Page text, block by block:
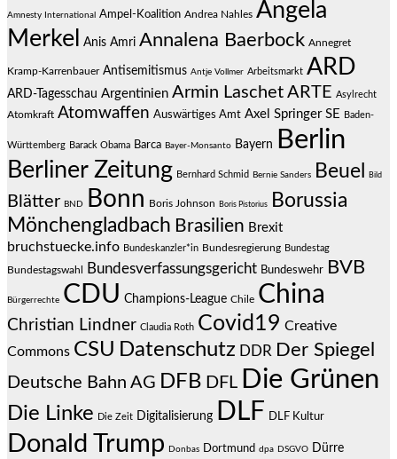
Amnesty International Ampel-Koalition Andrea Nahles Angela
Merkel
Anis Amri Annalena Baerbock Annegret
Kramp-Karrenbauer Antisemitismus Antje Vollmer Arbeitsmarkt ARD
ARD-Tagesschau Argentinien Armin Laschet ARTE Asylrecht
Atomkraft Atomwaffen Auswärtiges Amt Axel Springer SE Baden-
Württemberg Barack Obama Barca Bayer-Monsanto Bayern Berlin
Berliner Zeitung Bernhard Schmid Bernie Sanders Beuel Bild
Blätter BND Bonn Boris Johnson Boris Pistorius
Borussia
Mönchengladbach Brasilien Brexit
bruchstuecke.info Bundeskanzler*in Bundesregierung Bundestag
Bundestagswahl Bundesverfassungsgericht Bundeswehr BVB
Bürgerrechte CDU Champions-League Chile China
Christian Lindner Claudia Roth Covid19 Creative
Commons CSU Datenschutz DDR Der Spiegel
Deutsche Bahn AG DFB DFL Die Grünen
Die Linke Die Zeit Digitalisierung DLF DLF Kultur
Donald Trump Donbas Dortmund dpa DSGVO Dürre